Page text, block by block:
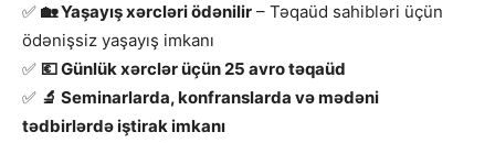
✅ 🏡 Yaşayış xərcləri ödənilir – Təqaüd sahibləri üçün
ödənişsiz yaşayış imkanı
✅ 💶 Günlük xərclər üçün 25 avro təqaüd
✅ 🔬 Seminarlarda, konfranslarda və mədəni
tədbirlərdə iştirak imkanı